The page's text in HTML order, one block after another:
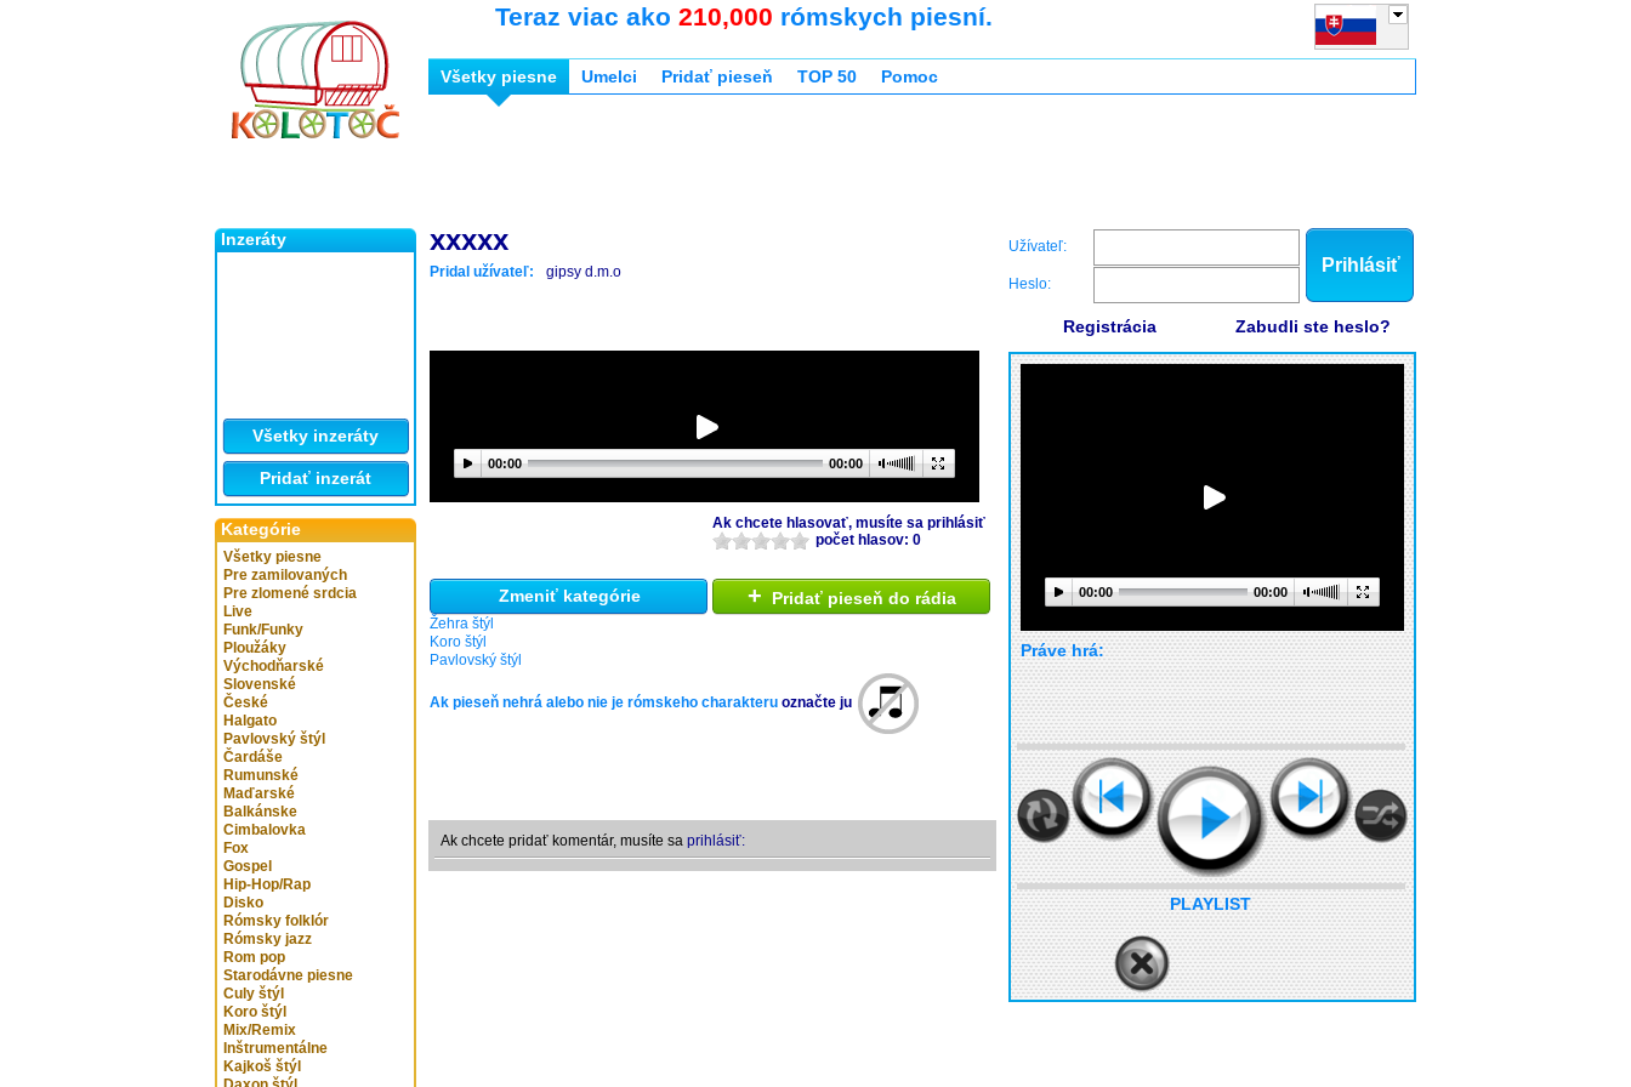
Inzeráty
Všetky inzeráty
Pridať inzerát
Kategórie
Všetky piesne
Pre zamilovaných
Pre zlomené srdcia
Live
Funk/Funky
Ploužáky
Východňarské
Slovenské
České
Halgato
Pavlovský štýl
Čardáše
Rumunské
Maďarské
Balkánske
Cimbalovka
Fox
Gospel
Hip-Hop/Rap
Disko
Rómsky folklór
Rómsky jazz
Rom pop
Starodávne piesne
Culy štýl
Koro štýl
Mix/Remix
Inštrumentálne
Kajkoš štýl
Teraz viac ako 210,000 rómskych piesní.
Všetky piesne Umelci Pridať pieseň TOP 50 Pomoc
xxxxx
Pridal užívateľ: gipsy d.m.o
00:00 00:00
Ak chcete hlasovať, musíte sa prihlásiť
počet hlasov: 0
Zmeniť kategórie
Žehra štýl
Koro štýl
Pavlovský štýl
+ Pridať pieseň do rádia
Ak pieseň nehrá alebo nie je rómskeho charakteru označte ju
Ak chcete pridať komentár, musíte sa prihlásiť:
Užívateľ:
Heslo:
Prihlásiť
Registrácia Zabudli ste heslo?
00:00 00:00
Práve hrá:
PLAYLIST